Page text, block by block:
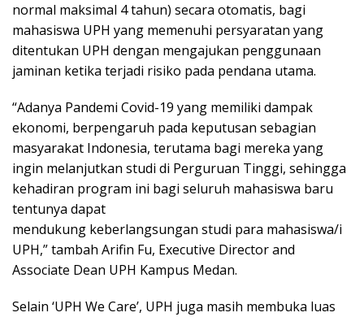
normal maksimal 4 tahun) secara otomatis, bagi
mahasiswa UPH yang memenuhi persyaratan yang
ditentukan UPH dengan mengajukan penggunaan
jaminan ketika terjadi risiko pada pendana utama.
“Adanya Pandemi Covid-19 yang memiliki dampak
ekonomi, berpengaruh pada keputusan sebagian
masyarakat Indonesia, terutama bagi mereka yang
ingin melanjutkan studi di Perguruan Tinggi, sehingga
kehadiran program ini bagi seluruh mahasiswa baru
tentunya dapat
mendukung keberlangsungan studi para mahasiswa/i
UPH,” tambah Arifin Fu, Executive Director and
Associate Dean UPH Kampus Medan.
Selain ‘UPH We Care’, UPH juga masih membuka luas